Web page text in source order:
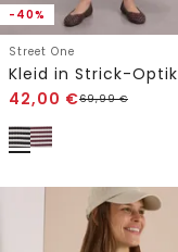
-40%
Street One
Kleid in Strick-Optik
42,00 €69,99€